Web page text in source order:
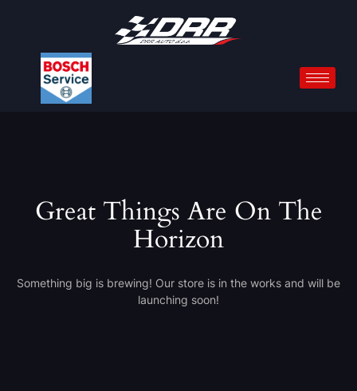
Great Things Are On The
Horizon
Something big is brewing! Our store is in the works and will be
launching soon!